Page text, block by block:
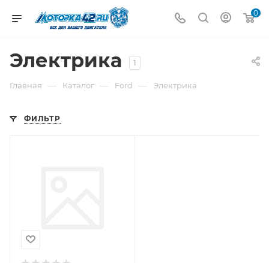
0
Электрика 1
Главная — Каталог — Ford — Электрика
ФИЛЬТР